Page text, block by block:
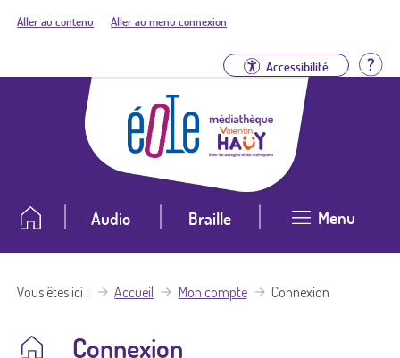
Aller au contenu Aller au menu connexion
Accessibilité
Audio Braille Menu
Vous êtes ici Accueil Mon compte Connexion
Connexion